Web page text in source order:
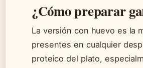
¿Cómo preparar
La versión con huevo es la
presentes en cualquier
proteico del plato,